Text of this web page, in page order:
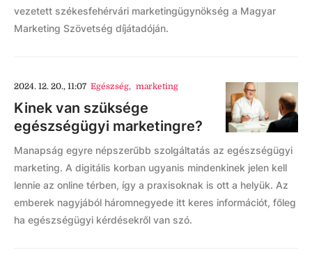
vezetett székesfehérvári marketingügynökség a Magyar
Marketing Szövetség díjátadóján.
2024. 12. 20., 11:07 Egészség, marketing
Kinek van szüksége
egészségügyi marketingre?
Manapság egyre népszerűbb szolgáltatás az egészségügyi
marketing. A digitális korban ugyanis mindenkinek jelen kell
lennie az online térben, így a praxisoknak is ott a helyük. Az
emberek nagyjából háromnegyede itt keres információt, főleg
ha egészségügyi kérdésekről van szó.